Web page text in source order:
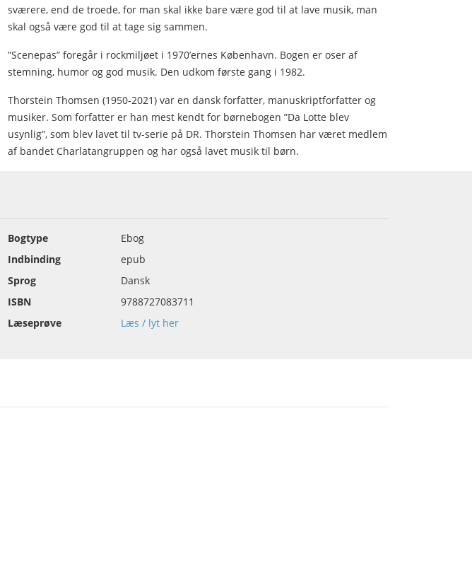
sværere, end de troede, for man skal ikke bare være god til at lave musik, man
skal også være god til at tage sig sammen.
”Scenepas” foregår i rockmiljøet i 1970’ernes København. Bogen er oser af
stemning, humor og god musik. Den udkom første gang i 1982.
Thorstein Thomsen (1950-2021) var en dansk forfatter, manuskriptforfatter og
musiker. Som forfatter er han mest kendt for børnebogen ”Da Lotte blev
usynlig”, som blev lavet til tv-serie på DR. Thorstein Thomsen har været medlem
af bandet Charlatangruppen og har også lavet musik til børn.
Bogtype
Ebog
Indbinding
epub
Sprog
Dansk
ISBN
9788727083711
Læseprøve
Læs / lyt her